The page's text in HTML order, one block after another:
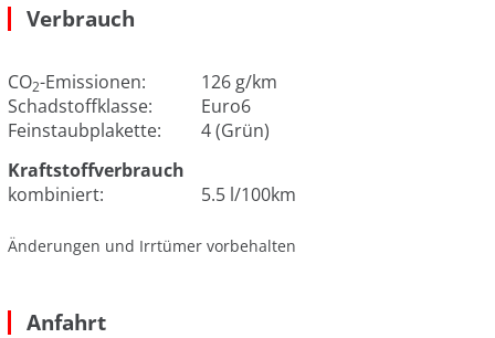
Verbrauch
CO2-Emissionen:
126 g/km
Schadstoffklasse:
Euro6
Feinstaubplakette:
4 (Grün)
Kraftstoffverbrauch
kombiniert:
5.5 l/100km
Änderungen und Irrtümer vorbehalten
Anfahrt